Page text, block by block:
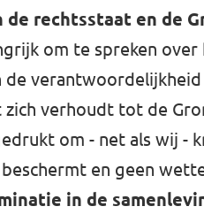
de rechtsstaat en de
om te spreken
de
verhoudt tot de
om - net als wij -
en geen
in de